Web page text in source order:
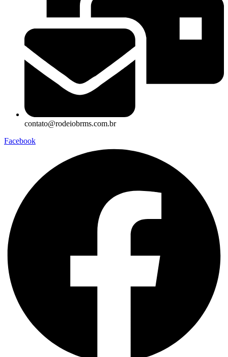
contato@rodeiobrms.com.br
Facebook